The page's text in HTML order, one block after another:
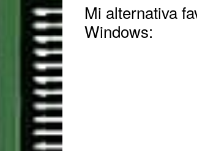
Mi alternativa
Windows: